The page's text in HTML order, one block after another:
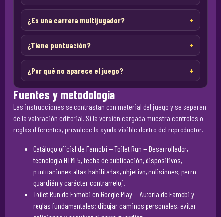
¿Es una carrera multijugador?
¿Tiene puntuación?
¿Por qué no aparece el juego?
Fuentes y metodología
Las instrucciones se contrastan con material del juego y se separan
de la valoración editorial. Si la versión cargada muestra controles o
reglas diferentes, prevalece la ayuda visible dentro del reproductor.
Catálogo oficial de Famobi — Toilet Run — Desarrollador,
tecnología HTML5, fecha de publicación, dispositivos,
puntuaciones altas habilitadas, objetivo, colisiones, perro
guardián y carácter contrarreloj.
Toilet Run de Famobi en Google Play— Autoría de Famobi y
reglas fundamentales: dibujar caminos personales, evitar